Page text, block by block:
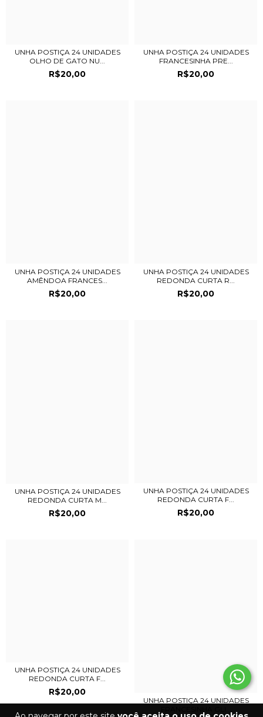
UNHA POSTIÇA 24 UNIDADES
OLHO DE GATO NU...
R$20,00
UNHA POSTIÇA 24 UNIDADES
FRANCESINHA PRE...
R$20,00
UNHA POSTIÇA 24 UNIDADES
AMÊNDOA FRANCES...
R$20,00
UNHA POSTIÇA 24 UNIDADES
REDONDA CURTA R...
R$20,00
UNHA POSTIÇA 24 UNIDADES
REDONDA CURTA M...
R$20,00
UNHA POSTIÇA 24 UNIDADES
REDONDA CURTA F...
R$20,00
UNHA POSTIÇA 24 UNIDADES
REDONDA CURTA F...
R$20,00
UNHA POSTIÇA 24 UNIDADES